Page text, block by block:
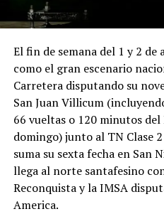
La Fórmula Nacional
Parque Ciudad de General
de Talentos” regresa al
años.
Sábado 16/08
8:501er Entrenamiento
10:302do Entrenamiento
A, B y C – 10 min. c/u)
10:10 a 10:50Clasificación
11:05 a 11:45Clasificación
A, B y C – 10 min. c/u)
11:50 a 12:00Clasificación
12:10 a 12:50Clasificación
A, B y C – 10 min. c/u)
13:00 a 13:40Clasificación
A, B y C – 10 min. c/u)
13:50 a 14:30 Clasificación
A, B y C – 10 min. c/u)
El fin de semana del 1 y 2 de
como el gran escenario
Carretera disputando su
San Juan Villicum
66 vueltas o 120 minutos
domingo) junto al TN Clase
suma su sexta fecha en San
llega al norte santafesino
Reconquista y la IMSA
America.